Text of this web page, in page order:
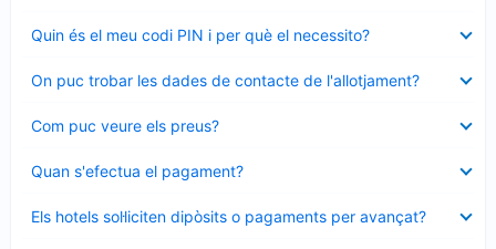
Quin és el meu codi PIN i per què el necessito?
tancat
On puc trobar les dades de contacte de l'allotjament?
tancat
Com puc veure els preus?
tancat
Quan s'efectua el pagament?
tancat
Els hotels sol·liciten dipòsits o pagaments per avançat?
tancat